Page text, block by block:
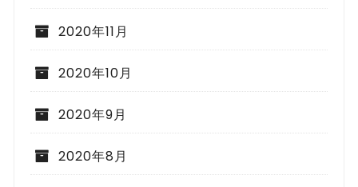
2020年11月
2020年10月
2020年9月
2020年8月